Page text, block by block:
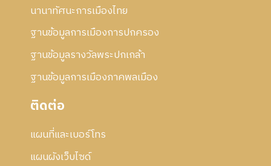
นานาทัศนะการเมืองไทย
ฐานข้อมูลการเมืองการปกครอง
ฐานข้อมูลรางวัลพระปกเกล้า
ฐานข้อมูลการเมืองภาคพลเมือง
ติดต่อ
แผนที่และเบอร์โทร
แผนผังเว็บไซด์